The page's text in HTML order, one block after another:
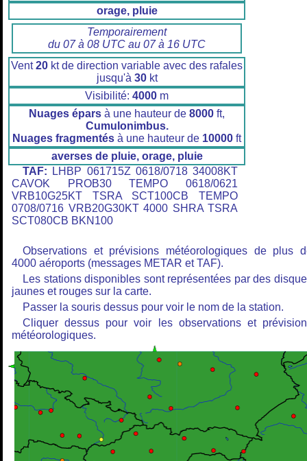
orage, pluie
Temporairement
du 07 à 08 UTC au 07 à 16 UTC
Vent20 kt de direction variable avec des rafales
jusqu'à 30kt
Visibilité: 4000 m
Nuages épars à une hauteur de 8000 ft,
Cumulonimbus.
Nuages fragmentés à une hauteur de 10000 ft
averses de pluie, orage, pluie
TAF: LHBP 061715Z 0618/0718 34008KT
CAVOK PROB30 TEMPO 0618/0621
VRB10G25KT TSRA SCT100CB TEMPO
0708/0716 VRB20G30KT 4000 SHRA TSRA
SCT080CB BKN100
Observations et prévisions météorologiques de plus
4000 aéroports (messages METAR et TAF).
Les stations disponibles sont représentées par des
jaunes et rouges sur la carte.
Passer la souris dessus pour voir le nom de la station.
Cliquer dessus pour voir les observations et
météorologiques.